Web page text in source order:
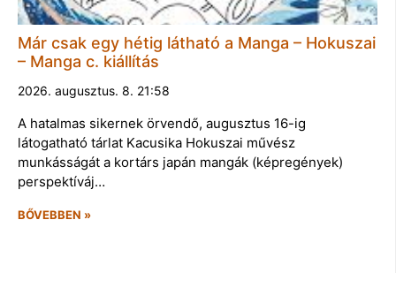
Már csak egy hétig látható a Manga – Hokuszai
– Manga c. kiállítás
2026. augusztus. 8. 21:58
A hatalmas sikernek örvendő, augusztus 16-ig
látogatható tárlat Kacusika Hokuszai művész
munkásságát a kortárs japán mangák (képregények)
perspektíváj…
BŐVEBBEN »